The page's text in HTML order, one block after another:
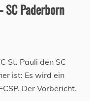
Paderborn
St. Pauli den SC
ist: Es wird ein
Der Vorbericht.